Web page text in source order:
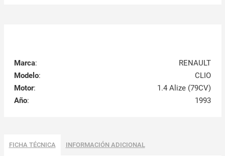
Marca:
RENAULT
Modelo:
CLIO
Motor:
1.4 Alize (79CV)
Año: 1993
FICHA TÉCNICA INFORMACIÓN ADICIONAL